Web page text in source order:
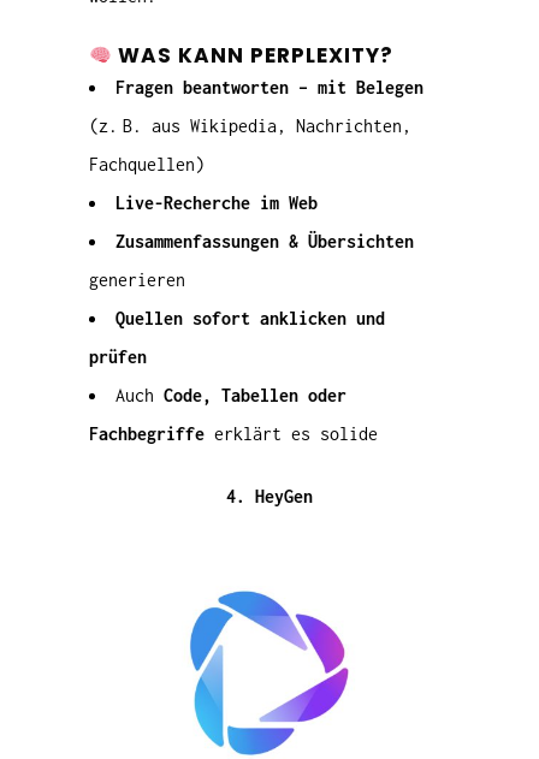
WAS KANN PERPLEXITY?
Fragen beantworten – mit Belegen
(z. B. aus Wikipedia, Nachrichten,
Fachquellen)
Live-Recherche im Web
Zusammenfassungen & Übersichten
generieren
Quellen sofort anklicken und
prüfen
Auch Code, Tabellen oder
Fachbegriffe erklärt es solide
4. HeyGen